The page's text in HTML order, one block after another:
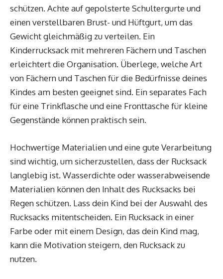
schützen. Achte auf gepolsterte Schultergurte und
einen verstellbaren Brust- und Hüftgurt, um das
Gewicht gleichmäßig zu verteilen. Ein
Kinderrucksack mit mehreren Fächern und Taschen
erleichtert die Organisation. Überlege, welche Art
von Fächern und Taschen für die Bedürfnisse deines
Kindes am besten geeignet sind. Ein separates Fach
für eine Trinkflasche und eine Fronttasche für kleine
Gegenstände können praktisch sein.
Hochwertige Materialien und eine gute Verarbeitung
sind wichtig, um sicherzustellen, dass der Rucksack
langlebig ist. Wasserdichte oder wasserabweisende
Materialien können den Inhalt des Rucksacks bei
Regen schützen. Lass dein Kind bei der Auswahl des
Rucksacks mitentscheiden. Ein Rucksack in einer
Farbe oder mit einem Design, das dein Kind mag,
kann die Motivation steigern, den Rucksack zu
nutzen.